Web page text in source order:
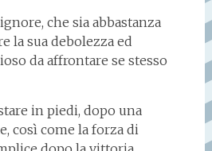
che sia abbastanza
la sua debolezza ed
da affrontare se stesso
in piedi, dopo una
così come la forza di